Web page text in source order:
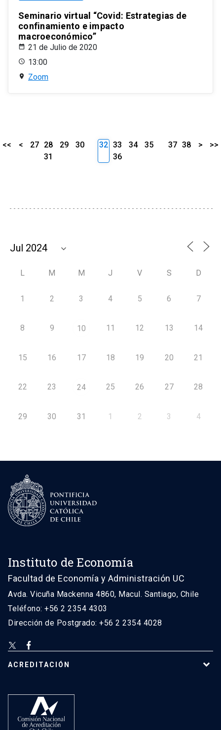
Seminario virtual “Covid: Estrategias de
confinamiento e impacto
macroeconómico”
21 de Julio de 2020
13:00
Zoom
<< < 27 28 29
30
31
32 33 34
35
36
37 38 > >>
L M M J V S D
1 2 3 4 5 6 7
8 9 10 11 12 13 14
15 16 17 18 19 20 21
22 23 24 25 26 27 28
29 30 31 1 2 3 4
Instituto de Economía
Facultad de Economía y Administración UC
Avda. Vicuña Mackenna 4860, Macul. Santiago, Chile
Teléfono: +56 2 2354 4303
Dirección de Postgrado: +56 2 2354 4028
ACREDITACIÓN